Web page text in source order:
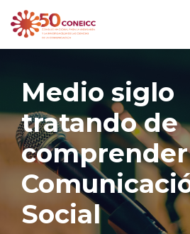
Saltar
Medio siglo
tratando de
Social